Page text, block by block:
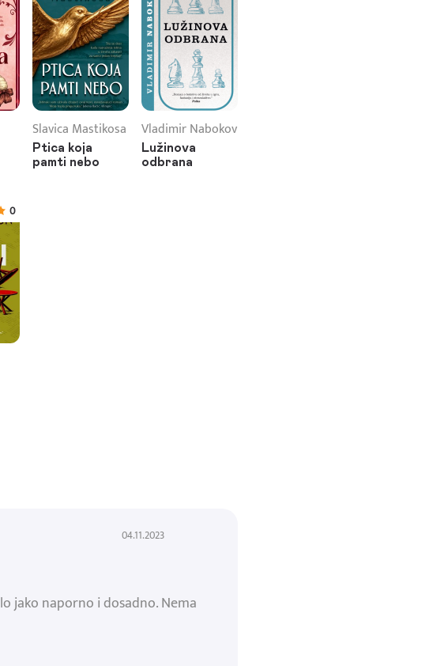
Slavica Mastikosa
Ptica koja
pamti nebo
Vladimir Nabokov
Lužinova
odbrana
0
04.11.2023
jako naporno i dosadno. Nema